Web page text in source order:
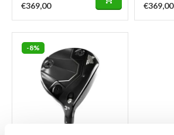
€369,00 €369,00
-8%